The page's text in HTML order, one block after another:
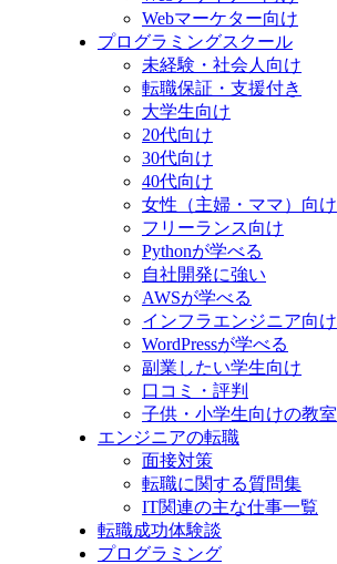
Webマーケター向け
プログラミングスクール
未経験・社会人向け
転職保証・支援付き
大学生向け
20代向け
30代向け
40代向け
女性（主婦・ママ）向け
フリーランス向け
Pythonが学べる
自社開発に強い
AWSが学べる
インフラエンジニア向け
WordPressが学べる
副業したい学生向け
口コミ・評判
子供・小学生向けの教室
エンジニアの転職
面接対策
転職に関する質問集
IT関連の主な仕事一覧
転職成功体験談
プログラミング